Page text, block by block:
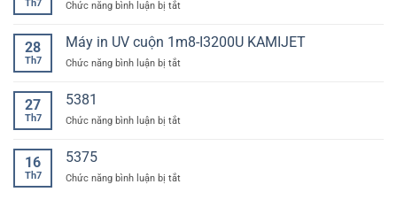
Th7 Chức năng bình luận bị tắtở
IN
BẠT
MỚI
28
Th7
Máy in UV cuộn 1m8-I3200U KAMIJET
Chức năng bình luận bị tắtở
cuộn
27
Th7
5381
Chức năng bình luận bị tắtở
16
Th7
5375
Chức năng bình luận bị tắtở